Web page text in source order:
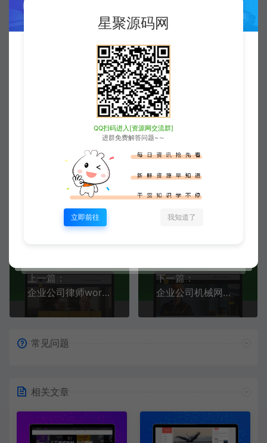
本站资源大多存储在云盘，如发现链接
失效，请联系我们我们会第一时间更新。
访问或下载本站任一内容，均代表您已
同意上述条款。
WP主题
红色的科技公司wordpress主题
https://www.xjuym.cn/1169.html
智者熊猫 生成海报
上一篇：
企业公司律师wordpress主题
下一篇：
企业公司机械网站WP模版
常见问题
相关文章
星聚源码网
QQ扫码进入[资源网交流群]
进群免费解答问题~～
立即前往 我知道了